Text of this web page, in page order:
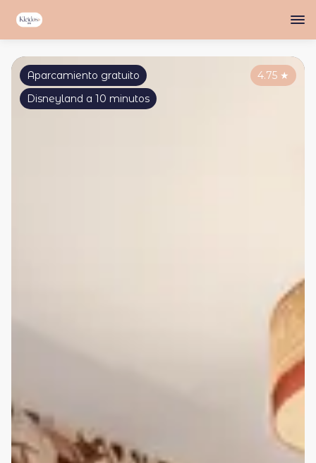
4.75 ★
Aparcamiento gratuito
Disneyland a 10 minutos